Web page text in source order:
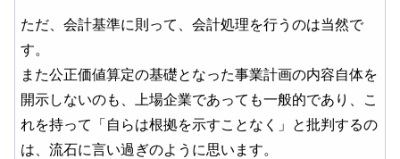
ただ、会計基準に則って、会計処理を行うのは当然で
す。
また公正価値算定の基礎となった事業計画の内容自体を
開示しないのも、上場企業であっても一般的であり、こ
れを持って「自らは根拠を示すことなく」と批判するの
は、流石に言い過ぎのように思います。